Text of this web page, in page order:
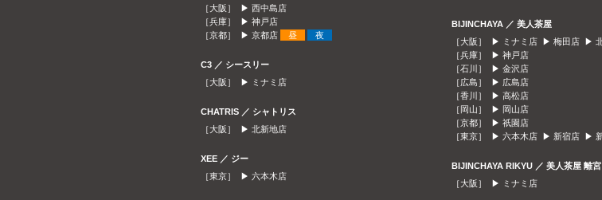
［大阪］ ▶ 西中島店
［兵庫］ ▶ 神戸店
［京都］ ▶ 京都店 昼 夜
C3 ／ シースリー
［大阪］ ▶
ミナミ店
CHATRIS ／ シャトリス
［大阪］ ▶ 北新地店
XEE ／ ジー
［東京］ ▶ 六本木店
BIJINCHAYA ／ 美人茶屋
［大阪］ ▶
ミナミ店 ▶ 梅田店 ▶
［兵庫］ ▶ 神戸店
［石川］ ▶ 金沢店
［広島］ ▶ 広島店
［香川］ ▶ 高松店
［岡山］ ▶ 岡山店
［京都］ ▶ 祇園店
［東京］ ▶ 六本木店 ▶ 新宿店 ▶
BIJINCHAYA RIKYU ／ 美人茶屋 離宮
［大阪］ ▶
ミナミ店